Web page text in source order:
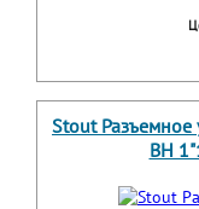
Stout Разъемное
ВН